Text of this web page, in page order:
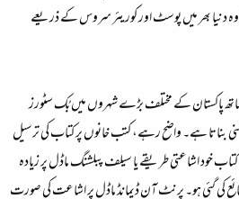
دنیا بھر میں پوسٹ اور کوریئر سروس کے ذریعے
پاکستان کے مختلف بڑے شہروں میں بُک سٹورز
بناتا ہے۔ واضح رہے، کتب خانوں پر کتاب کی ترسیل
خود اشاعتی طریقے یا سیلف پبلشنگ ماڈل پر زیادہ
کے ساتھ شائع کی گئی ہو۔ پرنٹ آن ڈیمانڈ ماڈل پر اشاعت کی صورت